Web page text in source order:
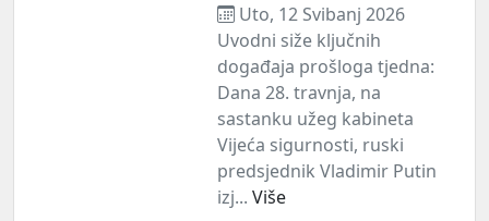
Uto, 12 Svibanj 2026
Uvodni siže ključnih
događaja prošloga tjedna:
Dana 28. travnja, na
sastanku užeg kabineta
Vijeća sigurnosti, ruski
predsjednik Vladimir Putin
izj... Više